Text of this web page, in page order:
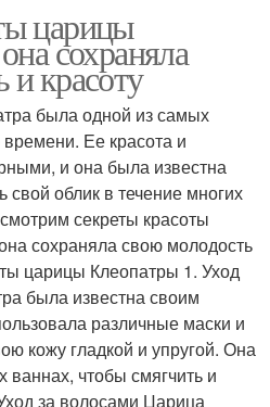
царицы
сохраняла
красоту
была одной из самых
Ее красота и
и она была известна
облик в течение многих
секреты красоты
сохраняла свою молодость
царицы Клеопатры 1. Уход
была известна своим
различные маски и
кожу гладкой и упругой. Она
ваннах, чтобы смягчить и
за волосами Царица